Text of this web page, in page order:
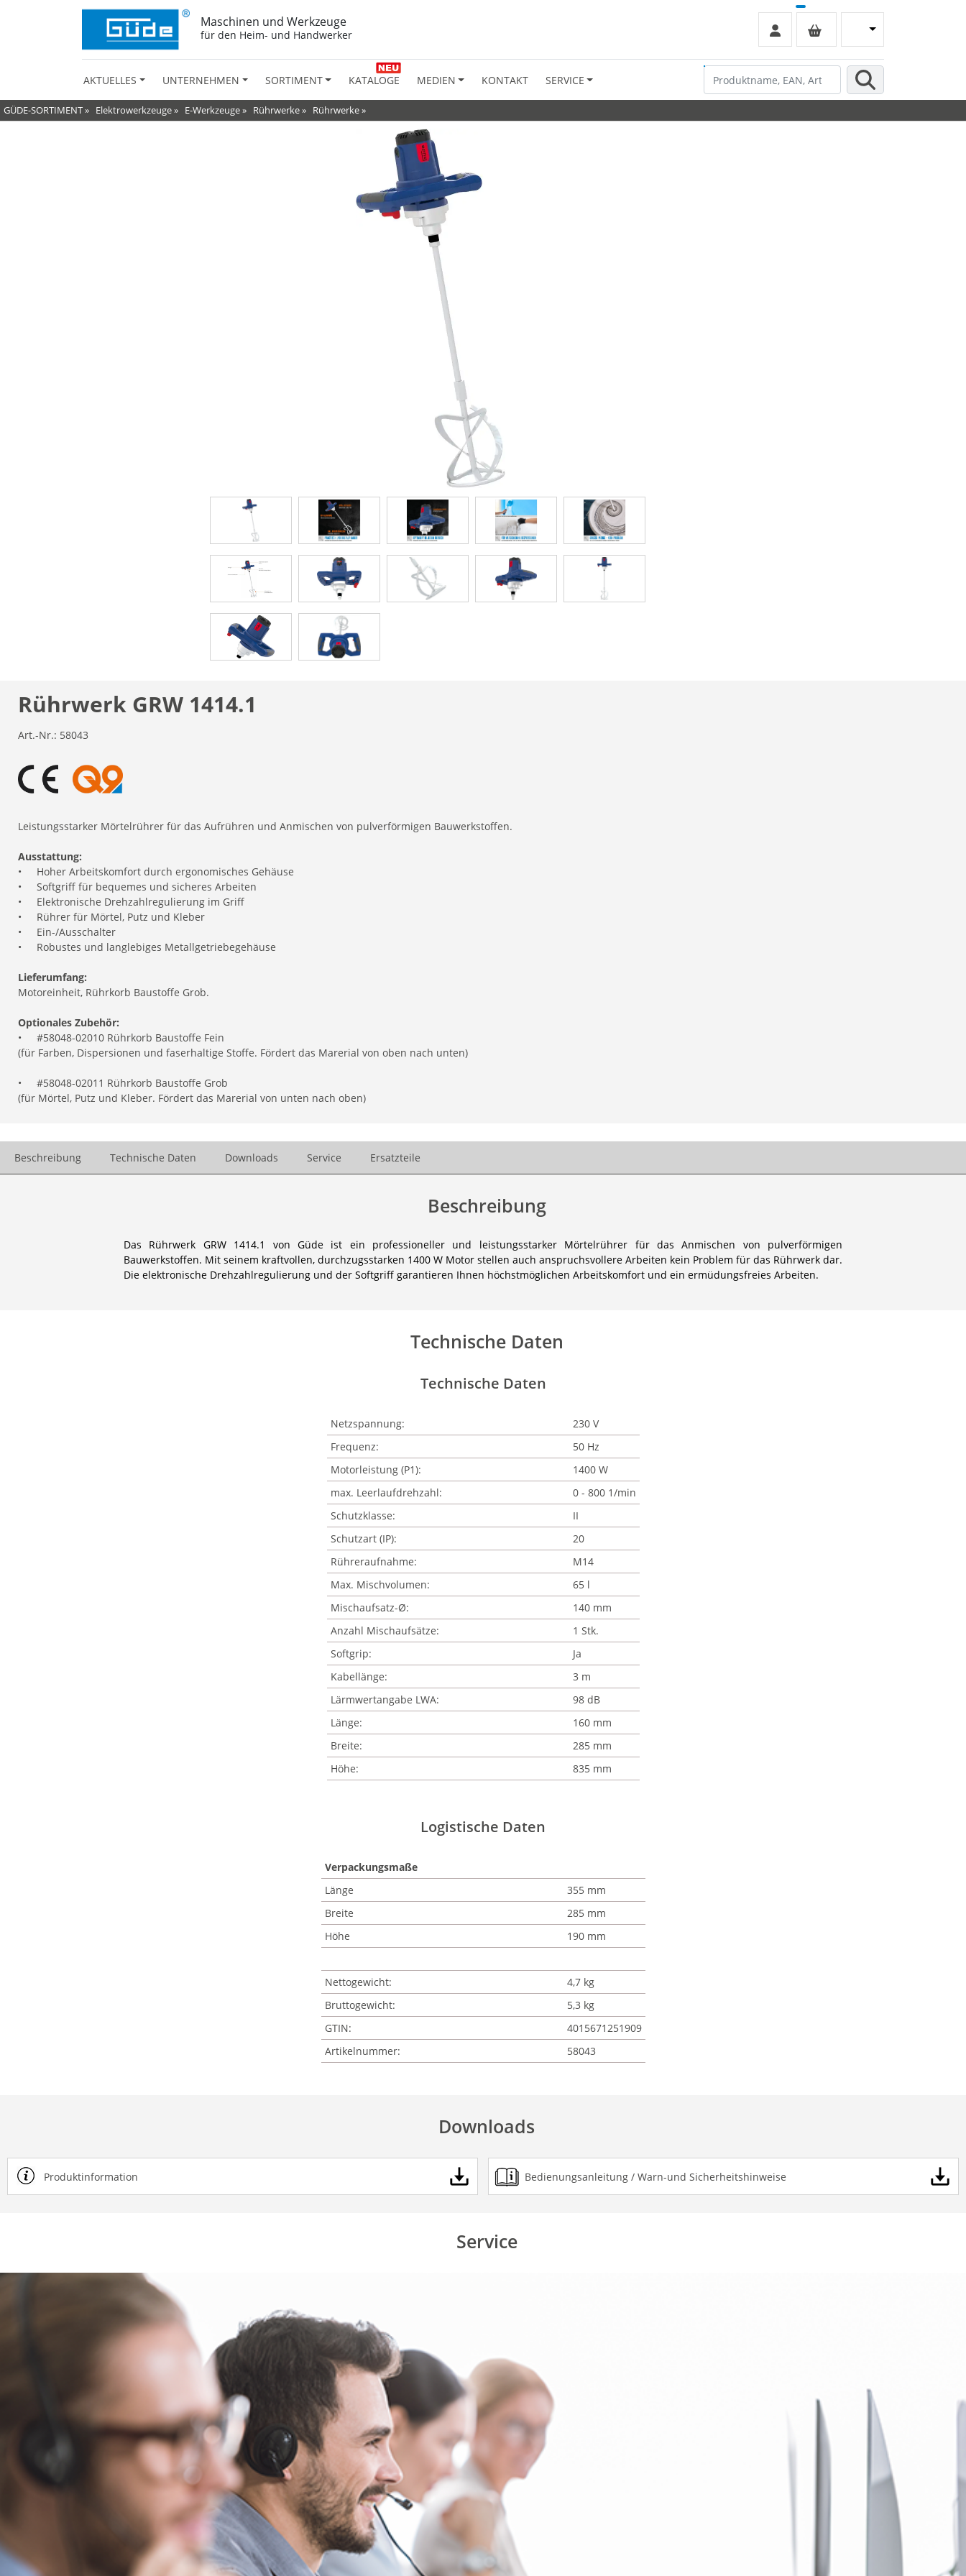
Maschinen und Werkzeuge
für den Heim- und Handwerker
AKTUELLES UNTERNEHMEN SORTIMENT KATALOGE MEDIEN KONTAKT SERVICE
GÜDE-SORTIMENT» Elektrowerkzeuge» E-Werkzeuge» Rührwerke» Rührwerke»
Rührwerk GRW 1414.1
Art.-Nr.: 58043
Leistungsstarker Mörtelrührer für das Aufrühren und Anmischen von pulverförmigen Bauwerkstoffen.
Ausstattung:
•
Hoher Arbeitskomfort durch ergonomisches Gehäuse
•
Softgriff für bequemes und sicheres Arbeiten
•
Elektronische Drehzahlregulierung im Griff
•
Rührer für Mörtel, Putz und Kleber
•
Ein-/Ausschalter
•
Robustes und langlebiges Metallgetriebegehäuse
Lieferumfang:
Motoreinheit, Rührkorb Baustoffe Grob.
Optionales Zubehör:
•
#58048-02010 Rührkorb Baustoffe Fein
(für Farben, Dispersionen und faserhaltige Stoffe. Fördert das Marerial von oben nach unten)
•
#58048-02011 Rührkorb Baustoffe Grob
(für Mörtel, Putz und Kleber. Fördert das Marerial von unten nach oben)
Beschreibung Technische Daten Downloads Service Ersatzteile
Beschreibung
Das Rührwerk GRW 1414.1 von Güde ist ein professioneller und leistungsstarker Mörtelrührer für das Anmischen von pulverförmigen
Bauwerkstoffen. Mit seinem kraftvollen, durchzugsstarken 1400 W Motor stellen auch anspruchsvollere Arbeiten kein Problem für das Rührwerk dar.
Die elektronische Drehzahlregulierung und der Softgriff garantieren Ihnen höchstmöglichen Arbeitskomfort und ein ermüdungsfreies Arbeiten.
Technische Daten
Technische Daten
Netzspannung:
230 V
Frequenz:
50 Hz
Motorleistung (P1):
1400 W
max. Leerlaufdrehzahl:
0 - 800 1/min
Schutzklasse:
II
Schutzart (IP):
20
Rühreraufnahme:
M14
Max. Mischvolumen:
65 l
Mischaufsatz-Ø:
140 mm
Anzahl Mischaufsätze:
1 Stk.
Softgrip:
Ja
Kabellänge:
3 m
Lärmwertangabe LWA:
98 dB
Länge:
160 mm
Breite:
285 mm
Höhe:
835 mm
Logistische Daten
Verpackungsmaße
Länge
355 mm
Breite
285 mm
Höhe
190 mm
Nettogewicht:
4,7 kg
Bruttogewicht:
5,3 kg
GTIN:
4015671251909
Artikelnummer:
58043
Downloads
Produktinformation Bedienungsanleitung / Warn-und Sicherheitshinweise
Service